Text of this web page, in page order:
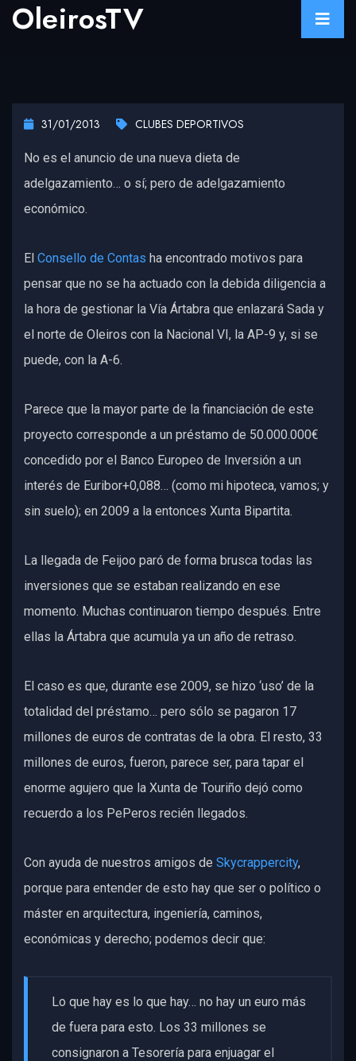
OleirosTV
31/01/2013 CLUBES DEPORTIVOS
No es el anuncio de una nueva dieta de
adelgazamiento… o sí; pero de adelgazamiento
económico.
El Consello de Contas ha encontrado motivos para
pensar que no se ha actuado con la debida diligencia a
la hora de gestionar la Vía Ártabra que enlazará Sada y
el norte de Oleiros con la Nacional VI, la AP-9 y, si se
puede, con la A-6.
Parece que la mayor parte de la financiación de este
proyecto corresponde a un préstamo de 50.000.000€
concedido por el Banco Europeo de Inversión a un
interés de Euribor+0,088… (como mi hipoteca, vamos; y
sin suelo); en 2009 a la entonces Xunta Bipartita.
La llegada de Feijoo paró de forma brusca todas las
inversiones que se estaban realizando en ese
momento. Muchas continuaron tiempo después. Entre
ellas la Ártabra que acumula ya un año de retraso.
El caso es que, durante ese 2009, se hizo ‘uso’ de la
totalidad del préstamo… pero sólo se pagaron 17
millones de euros de contratas de la obra. El resto, 33
millones de euros, fueron, parece ser, para tapar el
enorme agujero que la Xunta de Touriño dejó como
recuerdo a los PePeros recién llegados.
Con ayuda de nuestros amigos de Skycrappercity,
porque para entender de esto hay que ser o político o
máster en arquitectura, ingeniería, caminos,
económicas y derecho; podemos decir que:
Lo que hay es lo que hay… no hay un euro más
de fuera para esto. Los 33 millones se
consignaron a Tesorería para enjuagar el